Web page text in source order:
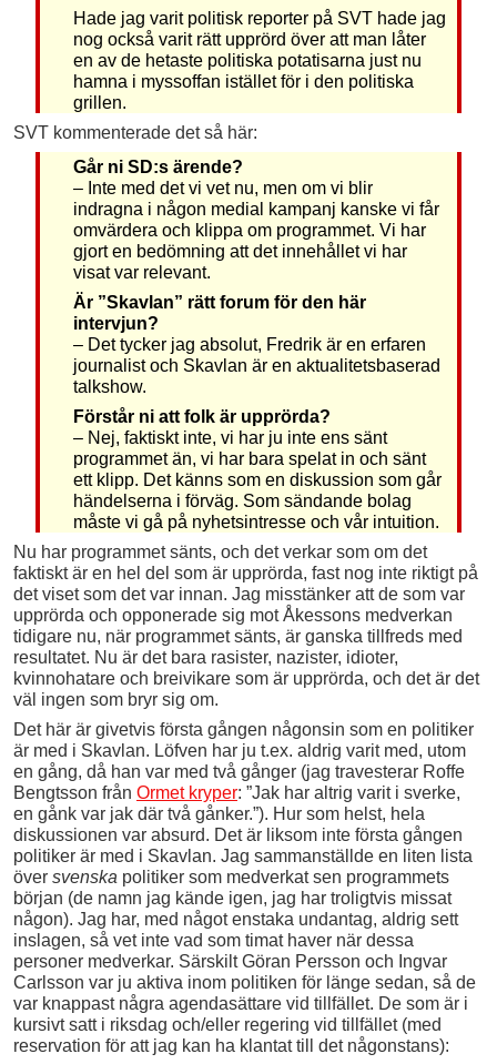
Hade jag varit politisk reporter på SVT hade jag
nog också varit rätt upprörd över att man låter
en av de hetaste politiska potatisarna just nu
hamna i myssoffan istället för i den politiska
grillen.
SVT kommenterade det så här:
Går ni SD:s ärende?
– Inte med det vi vet nu, men om vi blir
indragna i någon medial kampanj kanske vi får
omvärdera och klippa om programmet. Vi har
gjort en bedömning att det innehållet vi har
visat var relevant.
Är ”Skavlan” rätt forum för den här
intervjun?
– Det tycker jag absolut, Fredrik är en erfaren
journalist och Skavlan är en aktualitetsbaserad
talkshow.
Förstår ni att folk är upprörda?
– Nej, faktiskt inte, vi har ju inte ens sänt
programmet än, vi har bara spelat in och sänt
ett klipp. Det känns som en diskussion som går
händelserna i förväg. Som sändande bolag
måste vi gå på nyhetsintresse och vår intuition.
Nu har programmet sänts, och det verkar som om det
faktiskt är en hel del som är upprörda, fast nog inte riktigt på
det viset som det var innan. Jag misstänker att de som var
upprörda och opponerade sig mot Åkessons medverkan
tidigare nu, när programmet sänts, är ganska tillfreds med
resultatet. Nu är det bara rasister, nazister, idioter,
kvinnohatare och breivikare som är upprörda, och det är det
väl ingen som bryr sig om.
Det här är givetvis första gången någonsin som en politiker
är med i Skavlan. Löfven har ju t.ex. aldrig varit med, utom
en gång, då han var med två gånger (jag travesterar Roffe
Bengtsson från Ormet kryper: ”Jak har altrig varit i sverke,
en gånk var jak där två gånker.”). Hur som helst, hela
diskussionen var absurd. Det är liksom inte första gången
politiker är med i Skavlan. Jag sammanställde en liten lista
över svenska politiker som medverkat sen programmets
början (de namn jag kände igen, jag har troligtvis missat
någon). Jag har, med något enstaka undantag, aldrig sett
inslagen, så vet inte vad som timat haver när dessa
personer medverkar. Särskilt Göran Persson och Ingvar
Carlsson var ju aktiva inom politiken för länge sedan, så de
var knappast några agendasättare vid tillfället. De som är i
kursivt satt i riksdag och/eller regering vid tillfället (med
reservation för att jag kan ha klantat till det någonstans):